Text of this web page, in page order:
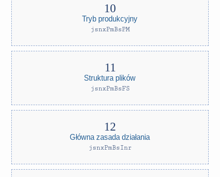
Tryb produkcyjny
jsnxPmBsPM
Struktura plików
jsnxPmBsFS
Główna zasada działania
jsnxPmBsInr